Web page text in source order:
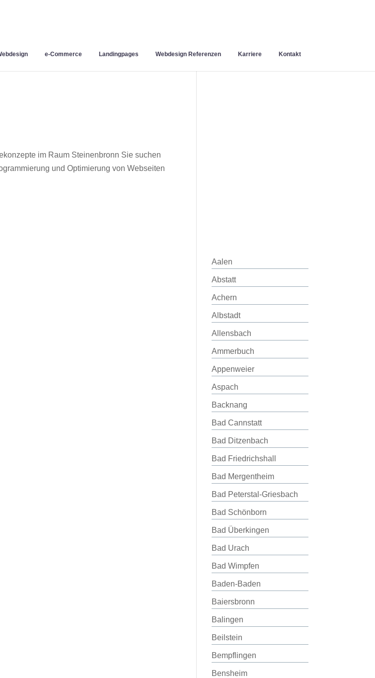
e-Commerce Landingpages Webdesign Referenzen Karriere Kontakt
im Raum Steinenbronn Sie suchen
und Optimierung von Webseiten
Aalen
Abstatt
Achern
Albstadt
Allensbach
Ammerbuch
Appenweier
Aspach
Backnang
Bad Cannstatt
Bad Ditzenbach
Bad Friedrichshall
Bad Mergentheim
Bad Peterstal-Griesbach
Bad Schönborn
Bad Überkingen
Bad Urach
Bad Wimpfen
Baden-Baden
Baiersbronn
Balingen
Beilstein
Bempflingen
Bensheim